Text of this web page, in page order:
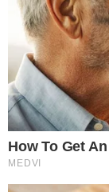
BLITZ TERESINA
ESTELIONATO